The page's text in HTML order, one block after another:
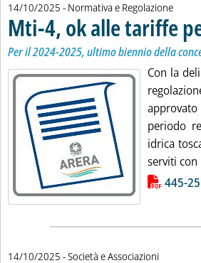
14/10/2025 - Normativa e Regolazione
Mti-4, ok alle tariffe
Per il 2024-2025, ultimo biennio della
Con la
periodo
idrica
serviti con
Lista allegati PDF alla 445-
14/10/2025 - Società e Associazioni